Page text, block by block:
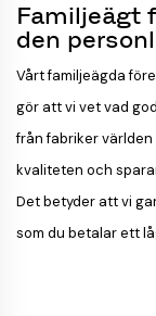
Familjeägt
den
Vårt familjeägda
gör att vi vet vad
från fabriker
kvaliteten och
Det betyder att vi
som du betalar ett